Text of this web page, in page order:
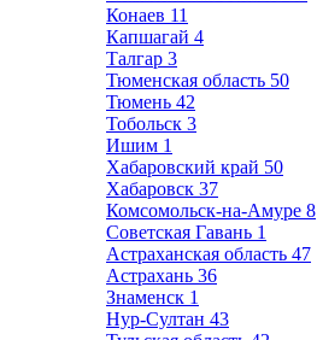
Конаев 11
Капшагай 4
Талгар 3
Тюменская область 50
Тюмень 42
Тобольск 3
Ишим 1
Хабаровский край 50
Хабаровск 37
Комсомольск-на-Амуре 8
Советская Гавань 1
Астраханская область 47
Астрахань 36
Знаменск 1
Нур-Султан 43